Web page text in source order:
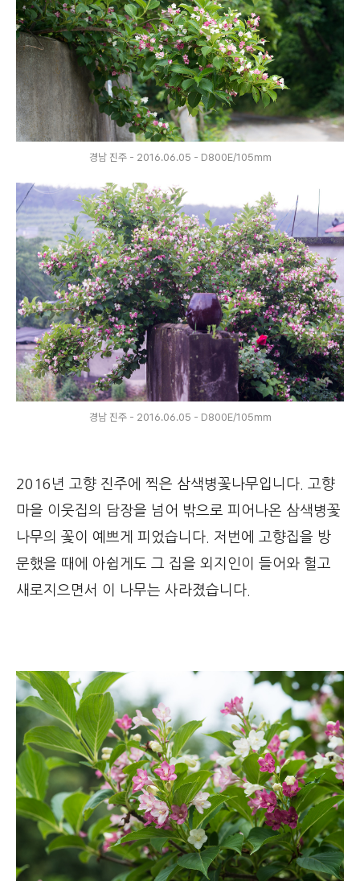
경남 진주 - 2016.06.05 - D800E/105mm
경남 진주 - 2016.06.05 - D800E/105mm
2016년 고향 진주에 찍은 삼색병꽃나무입니다. 고향
마을 이웃집의 담장을 넘어 밖으로 피어나온 삼색병꽃
나무의 꽃이 예쁘게 피었습니다. 저번에 고향집을 방
문했을 때에 아쉽게도 그 집을 외지인이 들어와 헐고
새로지으면서 이 나무는 사라졌습니다.